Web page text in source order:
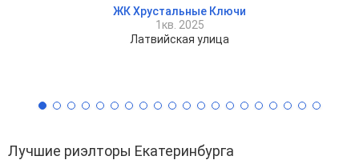
ЖК Хрустальные Ключи
1кв. 2025
Латвийская улица
Лучшие риэлторы Екатеринбурга